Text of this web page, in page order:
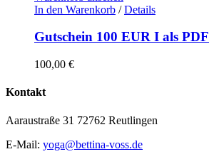
In den Warenkorb / Details
Gutschein 100 EUR I als PDF
100,00 €
Kontakt
Aaraustraße 31 72762 Reutlingen
E-Mail: yoga@bettina-voss.de